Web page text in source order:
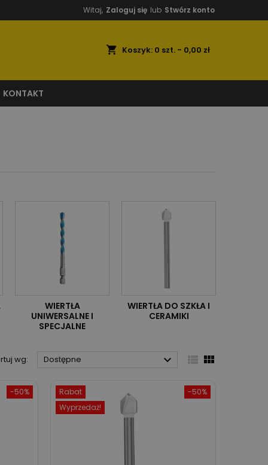
Witaj, Zaloguj się lub Stwórz konto
shopping_cart Koszyk: 0 szt. - 0,00 zł
KONTAKT
WIERTŁA
UNIWERSALNE I
SPECJALNE
WIERTŁA DO SZKŁA I
CERAMIKI
wg: Dostępne   
-50% -50%
Rabat
Wyprzedaż!